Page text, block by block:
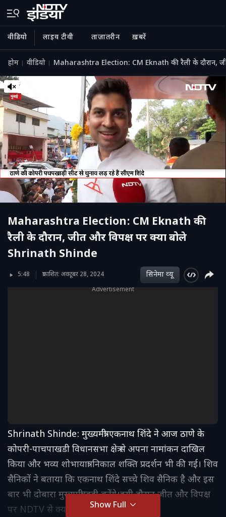
वीडियो लाइव टीवी ताज़ातरीन ख़बरें
होम वीडियो Maharashtra Election: CM Eknath की रैली के दौरान,
Maharashtra Election: CM Eknath की
रैली के दौरान, जीत और विपक्ष पर क्या बोले
Shrinath Shinde
5:48 प्रकाशित: अक्टूबर 28, 2024 सिनेमा व्‍यू
Advertisement
Shrinath Shinde: मुख्यमंत्री एकनाथ शिंदे ने आज ठाणे के
कोपरी-पाचपाखडी विधानसभा क्षेत्र से अपना नामांकन दाखिल
किया और भव्य शोभायात्रा निकाल शक्ति प्रदर्शन भी की गई। शिव
सैनिकों ने बताया कि एकनाथ शिंदे सच्चे शिव सैनिक है और इस
बार भी दोबारा मुख्यमंत्री वही बनेंगे।इसी दौरान जीत और विपक्ष
पर NDTV से क्या बोले Shrinath Shinde
Show Full